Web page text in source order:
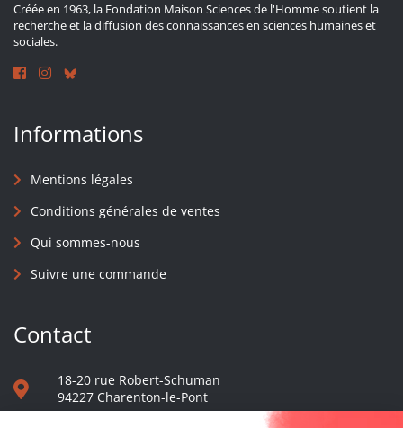
Créée en 1963, la Fondation Maison Sciences de l'Homme soutient la
recherche et la diffusion des connaissances en sciences humaines et
sociales.
Informations
Mentions légales
Conditions générales de ventes
Qui sommes-nous
Suivre une commande
Contact
18-20 rue Robert-Schuman
94227 Charenton-le-Pont